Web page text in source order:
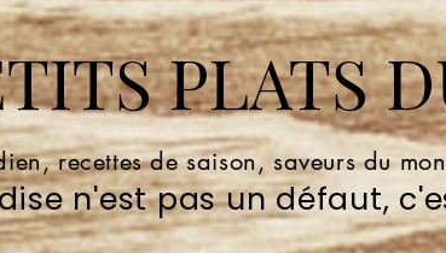
PLATS
recettes de saison, saveurs du
n'est pas un défaut,